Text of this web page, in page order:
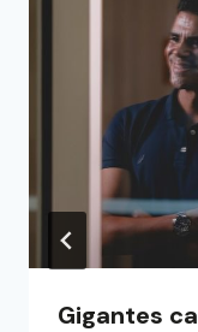
Gigantes